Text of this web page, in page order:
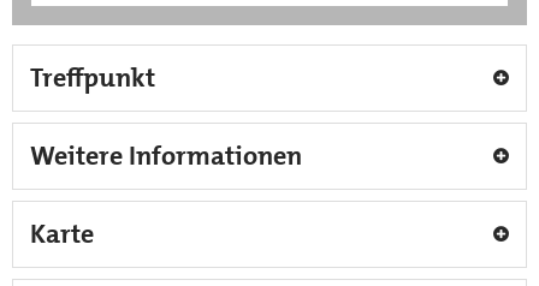
Treffpunkt
Weitere Informationen
Karte